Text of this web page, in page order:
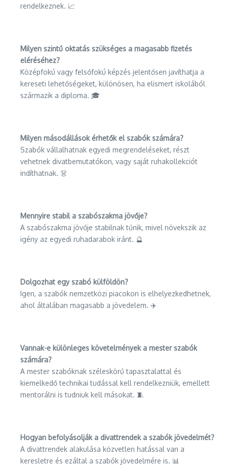
rendelkeznek. 📈
Milyen szintű oktatás szükséges a magasabb fizetés
eléréséhez?
Középfokú vagy felsőfokú képzés jelentősen javíthatja a
kereseti lehetőségeket, különösen, ha elismert iskolából
származik a diploma. 🎓
Milyen másodállások érhetők el szabók számára?
Szabók vállalhatnak egyedi megrendeléseket, részt
vehetnek divatbemutatókon, vagy saját ruhakollekciót
indíthatnak. 👗
Mennyire stabil a szabószakma jövője?
A szabószakma jövője stabilnak tűnik, mivel növekszik az
igény az egyedi ruhadarabok iránt. 🔮
Dolgozhat egy szabó külföldön?
Igen, a szabók nemzetközi piacokon is elhelyezkedhetnek,
ahol általában magasabb a jövedelem. ✈️
Vannak-e különleges követelmények a mester szabók
számára?
A mester szabóknak széleskörű tapasztalattal és
kiemelkedő technikai tudással kell rendelkezniük, emellett
mentorálni is tudniuk kell másokat. 🧵
Hogyan befolyásolják a divattrendek a szabók jövedelmét?
A divattrendek alakulása közvetlen hatással van a
keresletre és ezáltal a szabók jövedelmére is. 📊